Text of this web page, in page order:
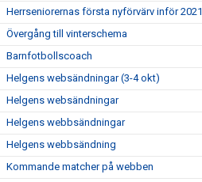
Herrseniorernas första nyförvärv inför 2021
Övergång till vinterschema
Barnfotbollscoach
Helgens websändningar (3-4 okt)
Helgens websändningar
Helgens webbsändningar
Helgens webbsändning
Kommande matcher på webben